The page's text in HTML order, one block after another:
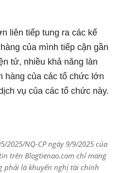
liên tiếp tung ra các kế
của mình tiếp cận gần
tử, nhiều khả năng làn
hàng của các tổ chức lớn
vụ của các tổ chức này.
2025/NQ-CP ngày 9/9/2025 của
trên Blogtienao.com chỉ mang
phải là khuyến nghị tài chính